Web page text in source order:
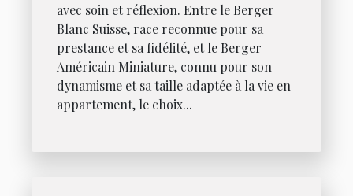
avec soin et réflexion. Entre le Berger
Blanc Suisse, race reconnue pour sa
prestance et sa fidélité, et le Berger
Américain Miniature, connu pour son
dynamisme et sa taille adaptée à la vie en
appartement, le choix...